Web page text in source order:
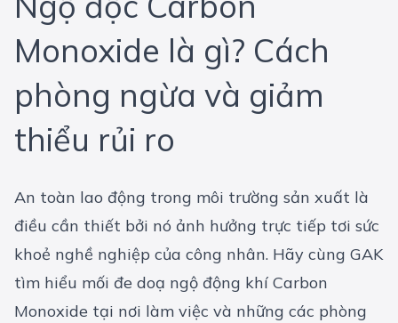
Monoxide là gì? Cách
phòng ngừa và giảm
thiểu rủi ro
An toàn lao động trong môi trường sản xuất là
điều cần thiết bởi nó ảnh hưởng trực tiếp tơi sức
khoẻ nghề nghiệp của công nhân. Hãy cùng GAK
tìm hiểu mối đe doạ ngộ động khí Carbon
Monoxide tại nơi làm việc và những các phòng